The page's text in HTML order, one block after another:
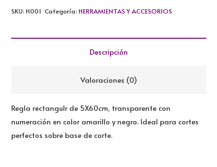
5X60CM
SKU: H001 Categoría: HERRAMIENTAS Y ACCESORIOS
Descripción
Valoraciones (0)
Regla rectangulr de 5X60cm, transparente con
numeración en color amarillo y negro. Ideal para cortes
perfectos sobre base de corte.